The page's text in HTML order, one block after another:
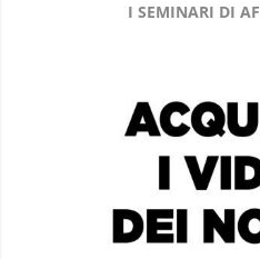
I SEMINARI DI